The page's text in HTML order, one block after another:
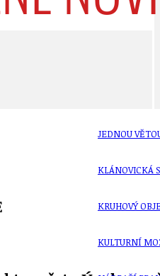
JEDNOU
KLÁNOVICKÁ
KRUHOVÝ
KULTURNÍ